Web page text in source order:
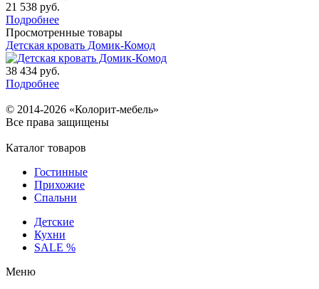
21 538 руб.
Подробнее
Просмотренные товары
Детская кровать Домик-Комод
38 434 руб.
Подробнее
© 2014-2026 «Колорит-мебель»
Все права защищены
Каталог товаров
Гостинные
Прихожие
Спальни
Детские
Кухни
SALE %
Меню